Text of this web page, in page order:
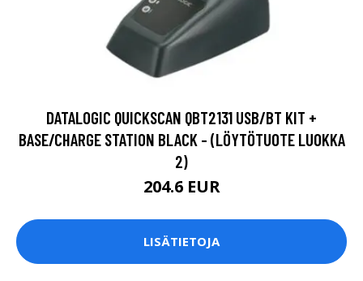
DATALOGIC QUICKSCAN QBT2131 USB/BT KIT +
BASE/CHARGE STATION BLACK - (LÖYTÖTUOTE LUOKKA
2)
204.6 EUR
LISÄTIETOJA